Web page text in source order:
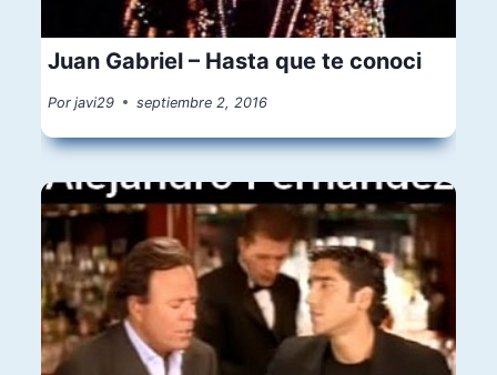
Juan Gabriel – Hasta que te conoci
Por javi29 septiembre 2, 2016